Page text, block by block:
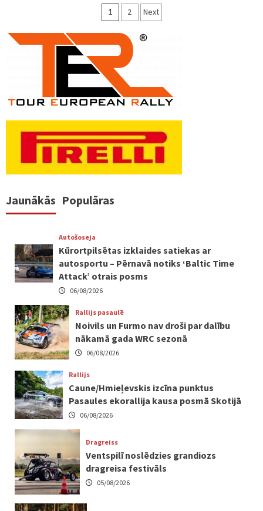
Ziņu
numerācija
pēc
lappusēm
1 2 Next
Jaunākās Populāras
Autošoseja
Kūrortpilsētas izklaides satiekas ar
autosportu – Pērnavā notiks ‘Baltic Time
Attack’ otrais posms
06/08/2026
Rallijs pasaulē
Noivils un Furmo nav droši par dalību
nākamā gada WRC sezonā
06/08/2026
Rallijs
Caune/Hmieļevskis izcīna punktus
Pasaules ekorallija kausa posmā Skotijā
06/08/2026
Dragreiss
Ventspilī noslēdzies grandiozs
dragreisa festivāls
05/08/2026